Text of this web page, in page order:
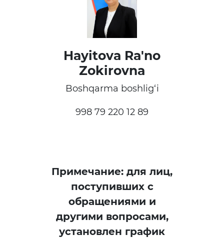
Термины об образовании
Kelajak markazi
Интерактивные услуги
Прием в 1 класс
Единая электронная
система
Повышение
квалификации
Hayitova Ra'no
Zokirovna
Boshqarma boshlig‘i
998 79 220 12 89
Примечание: для лиц,
поступивших с
обращениями и
другими вопросами,
установлен график